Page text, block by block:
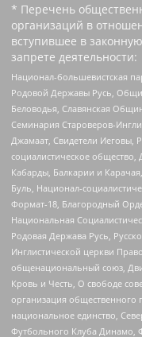
* Перечень
организаций в
вступившее в
запрете деятельности:
Национал-большевистская
Родовой Державы Русь,
Беловодья, Славянская
Семинария Староверов-
Джамаат, Свидетели Иеговы,
социалистическое
Кабарды, Балкарии и
Буль, Национал-
Формат-18, Благородный
Национальная
Родовая Держава Русь,
Инглистической церкви
общенациональный союз,
Кровь и Честь, О свободе
организация общественного
национальное единство,
Футбольного Клуба Динамо,